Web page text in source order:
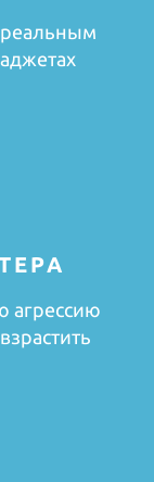
реальным
агрессию